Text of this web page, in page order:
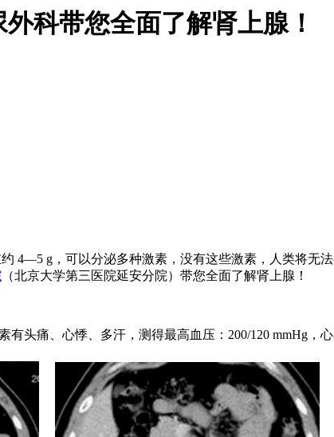
科带您全面了解肾上腺！
4—5 g，可以分泌多种激素，没有这些激素，人类将无
（北京大学第三医院延安分院）带您全面了解肾上腺！
头痛、心悸、多汗，测得最高血压：200/120 mmHg，